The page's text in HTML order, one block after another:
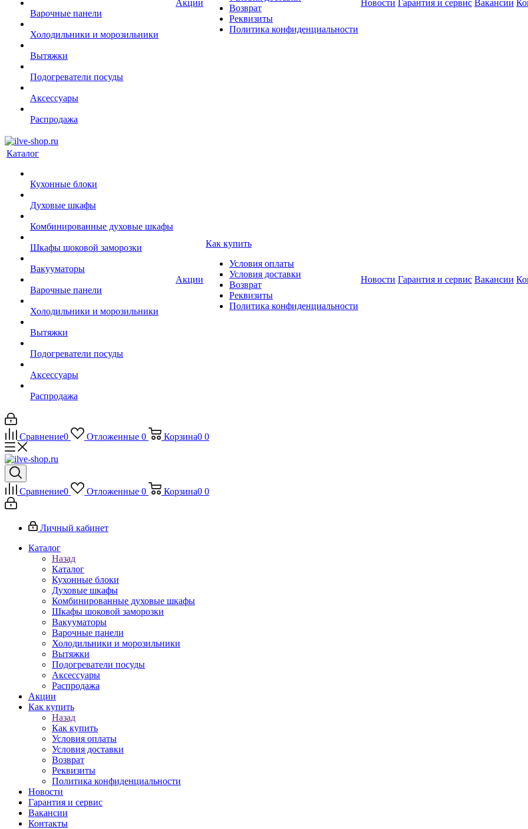
Варочные панели
Холодильники и морозильники
Вытяжки
Подогреватели посуды
Аксессуары
Распродажа
Акции
Возврат
Реквизиты
Политика конфиденциальности
Новости Гарантия и сервис Вакансии
Каталог
Кухонные блоки
Духовые шкафы
Комбинированные духовые шкафы
Шкафы шоковой заморозки
Вакууматоры
Варочные панели
Холодильники и морозильники
Вытяжки
Подогреватели посуды
Аксессуары
Распродажа
Акции
Как купить
Условия оплаты
Условия доставки
Возврат
Реквизиты
Политика конфиденциальности
Новости Гарантия и сервис Вакансии
Сравнение0 Отложенные 0 Корзина0 0
Сравнение0 Отложенные 0 Корзина0 0
Личный кабинет
Каталог
Назад
Каталог
Кухонные блоки
Духовые шкафы
Комбинированные духовые шкафы
Шкафы шоковой заморозки
Вакууматоры
Варочные панели
Холодильники и морозильники
Вытяжки
Подогреватели посуды
Аксессуары
Распродажа
Акции
Как купить
Назад
Как купить
Условия оплаты
Условия доставки
Возврат
Реквизиты
Политика конфиденциальности
Новости
Гарантия и сервис
Вакансии
Контакты